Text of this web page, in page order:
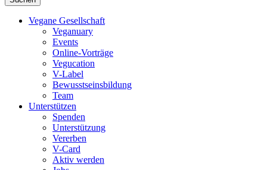
Vegane Gesellschaft
Veganuary
Events
Online-Vorträge
Vegucation
V-Label
Bewusstseinsbildung
Team
Unterstützen
Spenden
Unterstützung
Vererben
V-Card
Aktiv werden